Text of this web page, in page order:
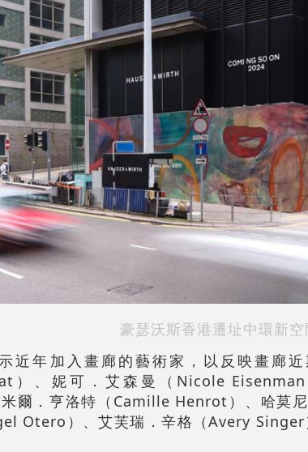
豪瑟沃斯香港遷址中環新空
近年加入畫廊的藝術家，以反映畫廊
）、妮可．艾森曼（Nicole
爾．亨洛特（Camille Henrot）、哈莫
Otero）、艾芙瑞．辛格（Avery